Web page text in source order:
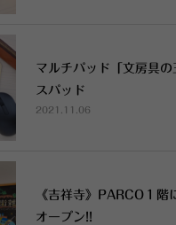
マルチパッド「文房具の
スパッド
2021.11.06
《吉祥寺》PARCO１階
オープン!!